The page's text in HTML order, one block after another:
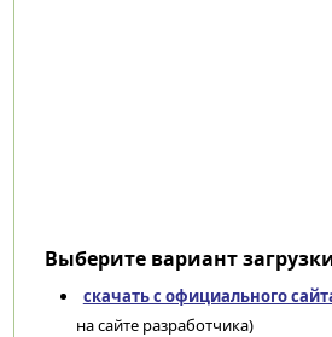
Выберите вариант
скачать с официального
на сайте разработчика)